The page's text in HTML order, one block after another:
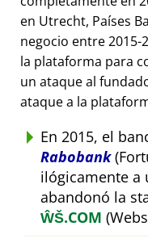
en Utrecht, Países
negocio entre 2015-
la plataforma para
un ataque al
ataque a la
En 2015, el
Rabobank
ilógicamente a
abandonó la
ŴŠ.COM